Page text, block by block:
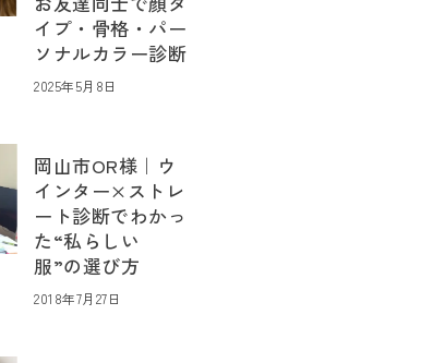
イプ・骨格・パー
ソナルカラー診断
2025年5月8日
岡山市OR様｜ウ
インター×ストレ
ート診断でわかっ
た“私らしい
服”の選び方
2018年7月27日